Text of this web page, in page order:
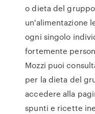
o dieta del
un'alimentazione
ogni singolo
fortemente
Mozzi puoi
per la dieta del
accedere alla
spunti e ricette